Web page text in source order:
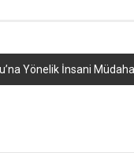
Yönelik İnsani